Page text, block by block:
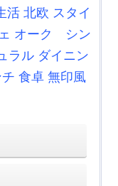
北欧 スタイ
ェ オーク シン
ラル ダイニン
食卓 無印風